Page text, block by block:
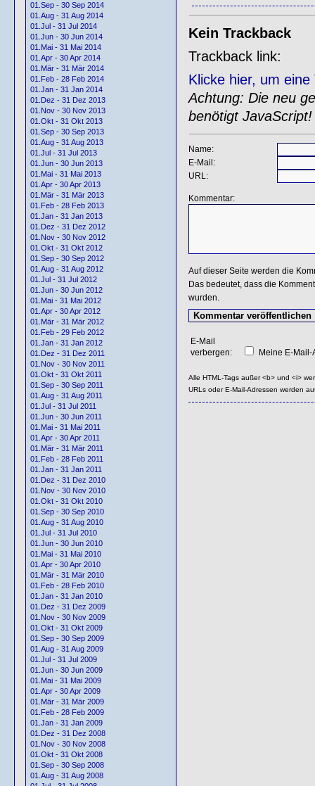
01.Sep - 30 Sep 2014
01.Aug - 31 Aug 2014
01.Jul - 31 Jul 2014
01.Jun - 30 Jun 2014
01.Mai - 31 Mai 2014
01.Apr - 30 Apr 2014
01.Mär - 31 Mär 2014
01.Feb - 28 Feb 2014
01.Jan - 31 Jan 2014
01.Dez - 31 Dez 2013
01.Nov - 30 Nov 2013
01.Okt - 31 Okt 2013
01.Sep - 30 Sep 2013
01.Aug - 31 Aug 2013
01.Jul - 31 Jul 2013
01.Jun - 30 Jun 2013
01.Mai - 31 Mai 2013
01.Apr - 30 Apr 2013
01.Mär - 31 Mär 2013
01.Feb - 28 Feb 2013
01.Jan - 31 Jan 2013
01.Dez - 31 Dez 2012
01.Nov - 30 Nov 2012
01.Okt - 31 Okt 2012
01.Sep - 30 Sep 2012
01.Aug - 31 Aug 2012
01.Jul - 31 Jul 2012
01.Jun - 30 Jun 2012
01.Mai - 31 Mai 2012
01.Apr - 30 Apr 2012
01.Mär - 31 Mär 2012
01.Feb - 29 Feb 2012
01.Jan - 31 Jan 2012
01.Dez - 31 Dez 2011
01.Nov - 30 Nov 2011
01.Okt - 31 Okt 2011
01.Sep - 30 Sep 2011
01.Aug - 31 Aug 2011
01.Jul - 31 Jul 2011
01.Jun - 30 Jun 2011
01.Mai - 31 Mai 2011
01.Apr - 30 Apr 2011
01.Mär - 31 Mär 2011
01.Feb - 28 Feb 2011
01.Jan - 31 Jan 2011
01.Dez - 31 Dez 2010
01.Nov - 30 Nov 2010
01.Okt - 31 Okt 2010
01.Sep - 30 Sep 2010
01.Aug - 31 Aug 2010
01.Jul - 31 Jul 2010
01.Jun - 30 Jun 2010
01.Mai - 31 Mai 2010
01.Apr - 30 Apr 2010
01.Mär - 31 Mär 2010
01.Feb - 28 Feb 2010
01.Jan - 31 Jan 2010
01.Dez - 31 Dez 2009
01.Nov - 30 Nov 2009
01.Okt - 31 Okt 2009
01.Sep - 30 Sep 2009
01.Aug - 31 Aug 2009
01.Jul - 31 Jul 2009
01.Jun - 30 Jun 2009
01.Mai - 31 Mai 2009
01.Apr - 30 Apr 2009
01.Mär - 31 Mär 2009
01.Feb - 28 Feb 2009
01.Jan - 31 Jan 2009
01.Dez - 31 Dez 2008
01.Nov - 30 Nov 2008
01.Okt - 31 Okt 2008
01.Sep - 30 Sep 2008
01.Aug - 31 Aug 2008
Kein Trackback
Trackback link:
Klicke hier, um
Achtung: Die neu
benötigt JavaScript!
Name:
E-Mail:
URL:
Kommentar:
Auf dieser Seite werden die
Das bedeutet, dass die
wurden.
E-Mail
verbergen:
Meine E-
Alle HTML-Tags außer <b> und <i>
URLs oder E-Mail-Adressen werden